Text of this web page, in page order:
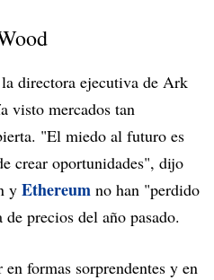
directora ejecutiva de Ark
visto mercados tan
"El miedo al futuro es
crear oportunidades", dijo
y Ethereum no han "perdido
precios del año pasado.
formas sorprendentes y en